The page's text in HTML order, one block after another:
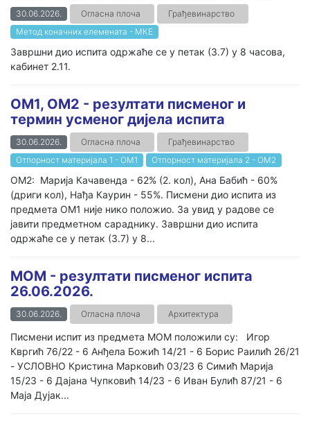
30.06.2026. Огласна плоча
Грађевинарство
Метод коначних елемената - МКЕ
Завршни дио испита одржаће се у петак (3.7) у 8 часова,
кабинет 2.11.
ОМ1, ОМ2 - резултати писменог и
термин усменог дијела испита
30.06.2026. Огласна плоча
Грађевинарство
Отпорност материјала 1 - ОМ1
Отпорност материјала 2 - ОМ2
ОМ2: Марија Качавенда - 62% (2. кол), Ана Бабић - 60%
(дриги кол), Нађа Каурин - 55%. Писмени дио испита из
предмета ОМ1 није нико положио. За увид у радове се
јавити предметном сараднику. Завршни дио испита
одржаће се у петак (3.7) у 8...
МОМ - резултати писменог испита
26.06.2026.
30.06.2026. Огласна плоча Архитектура
Писмени испит из предмета МОМ положили су: Игор
Квргић 76/22 - 6 Анђела Божић 14/21 - 6 Борис Раилић 26/21
- УСЛОВНО Кристина Марковић 03/23 6 Симић Марија
15/23 - 6 Дајана Чупковић 14/23 - 6 Иван Булић 87/21 - 6
Маја Дујак...